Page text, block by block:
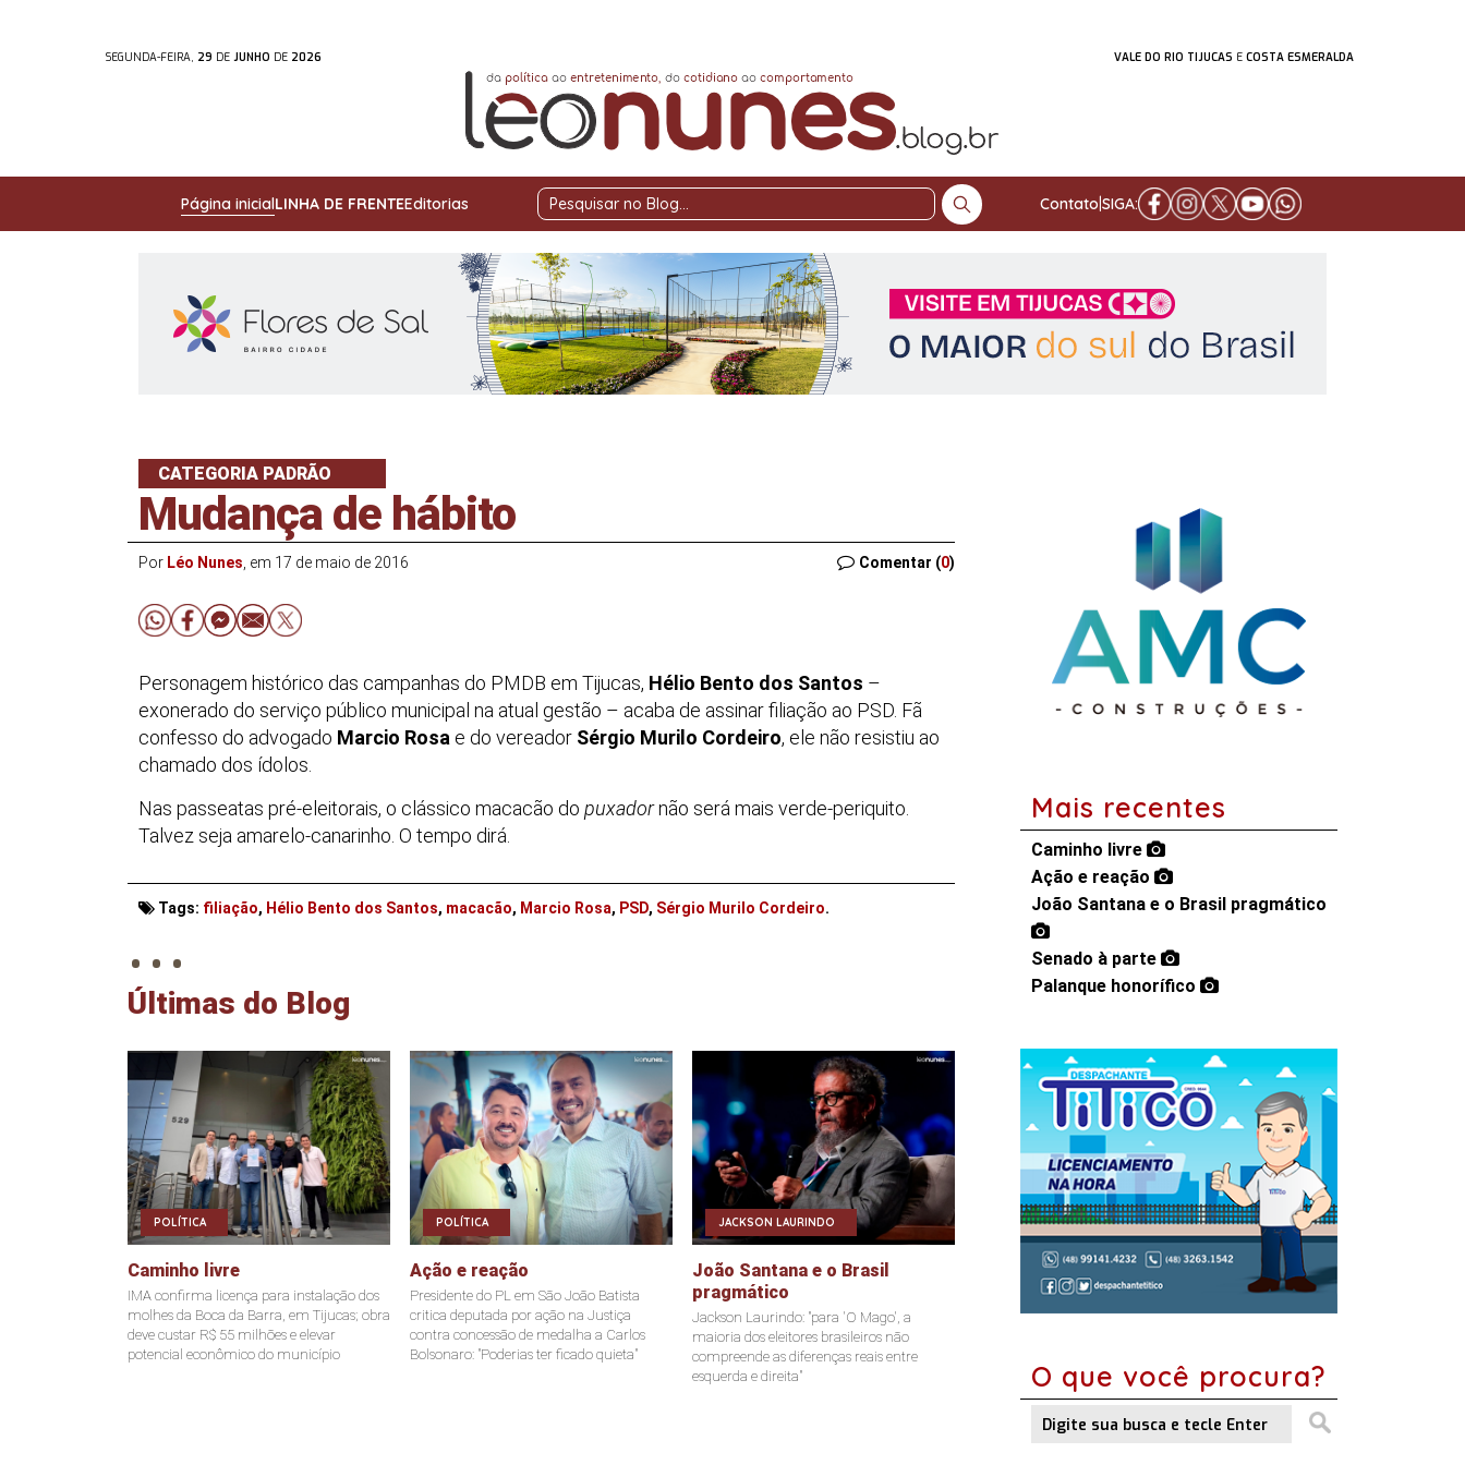
SEGUNDA-FEIRA, 29 DE JUNHO DE 2026 VALE DO RIO TIJUCAS E COSTA ESMERALDA
Página inicialLINHA DE FRENTEEditorias
Pesquisar
Blog
Contato SIGA:
CATEGORIA PADRÃO
Mudança de hábito
Por Léo Nunes , em 17 de maio de 2016 Comentar (0)
Personagem histórico das campanhas do PMDB em Tijucas, Hélio Bento dos Santos –
exonerado do serviço público municipal na atual gestão – acaba de assinar filiação ao PSD. Fã
confesso do advogado Marcio Rosa e do vereador Sérgio Murilo Cordeiro, ele não resistiu ao
chamado dos ídolos.
Nas passeatas pré-eleitorais, o clássico macacão do puxadornão será mais verde-periquito.
Talvez seja amarelo-canarinho. O tempo dirá.
Tags: filiação, Hélio Bento dos Santos, macacão, Marcio Rosa, PSD, Sérgio Murilo Cordeiro.
. . .
Últimas do Blog
POLÍTICA
Caminho livre
IMA confirma licença para instalação dos
molhes da Boca da Barra, em Tijucas; obra
deve custar R$ 55 milhões e elevar
potencial econômico do município
POLÍTICA
Ação e reação
Presidente do PL em São João Batista
critica deputada por ação na Justiça
contra concessão de medalha a Carlos
Bolsonaro: "Poderias ter ficado quieta"
JACKSON LAURINDO
João Santana e o Brasil
pragmático
Jackson Laurindo: "para 'O Mago', a
maioria dos eleitores brasileiros não
compreende as diferenças reais entre
esquerda e direita"
Mais recentes
Caminho livre
Ação e reação
João Santana e o Brasil pragmático
Senado à parte
Palanque honorífico
O que você procura?